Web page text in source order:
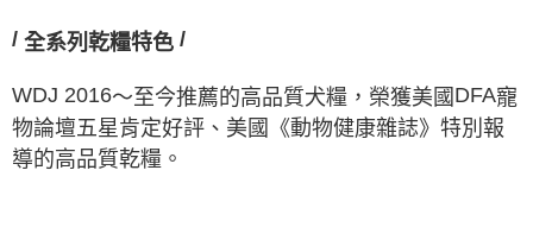
/ 全系列乾糧特色 /
WDJ 2016～至今推薦的高品質犬糧，榮獲美國 DFA寵
物論壇五星肯定好評、美國《動物健康雜誌》特別報
導的高品質乾糧。